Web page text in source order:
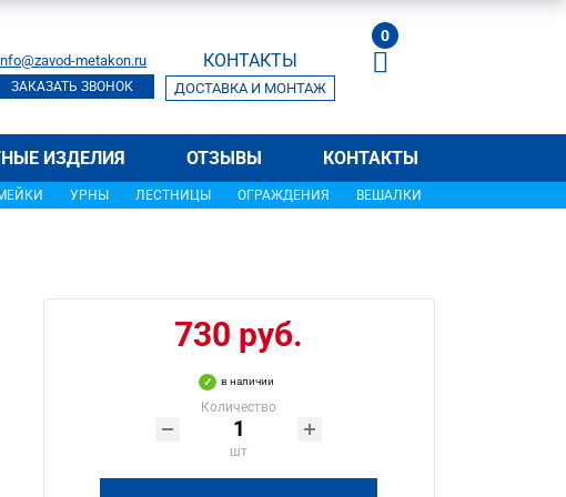
metakon.ru
ЗАКАЗАТЬ ЗВОНОК
КОНТАКТЫ
ДОСТАВКА И МОНТАЖ
0
ИЗДЕЛИЯ ОТЗЫВЫ КОНТАКТЫ
УРНЫ ЛЕСТНИЦЫ ОГРАЖДЕНИЯ ВЕШАЛКИ
730 руб.
в наличии
Количество
шт